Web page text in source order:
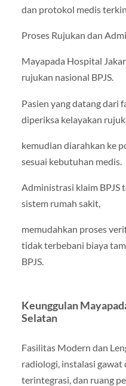
dan protokol medis
Proses Rujukan dan
Mayapada Hospital
rujukan nasional BPJS.
Pasien yang datang dari
diperiksa kelayakan
kemudian diarahkan ke
sesuai kebutuhan medis.
Administrasi klaim BPJS
sistem rumah sakit,
memudahkan proses
tidak terbebani biaya
BPJS.
Keunggulan
Selatan
Fasilitas Modern dan
radiologi, instalasi gawat
terintegrasi, dan ruang